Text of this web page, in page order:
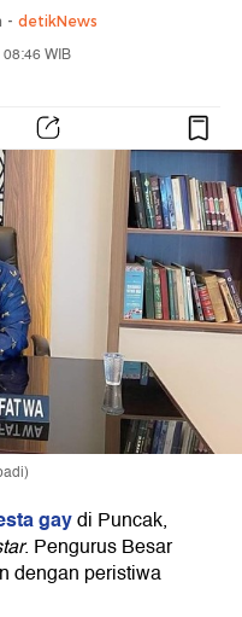
- detikNews
WIB
gaydi Puncak,
. Pengurus Besar
dengan peristiwa